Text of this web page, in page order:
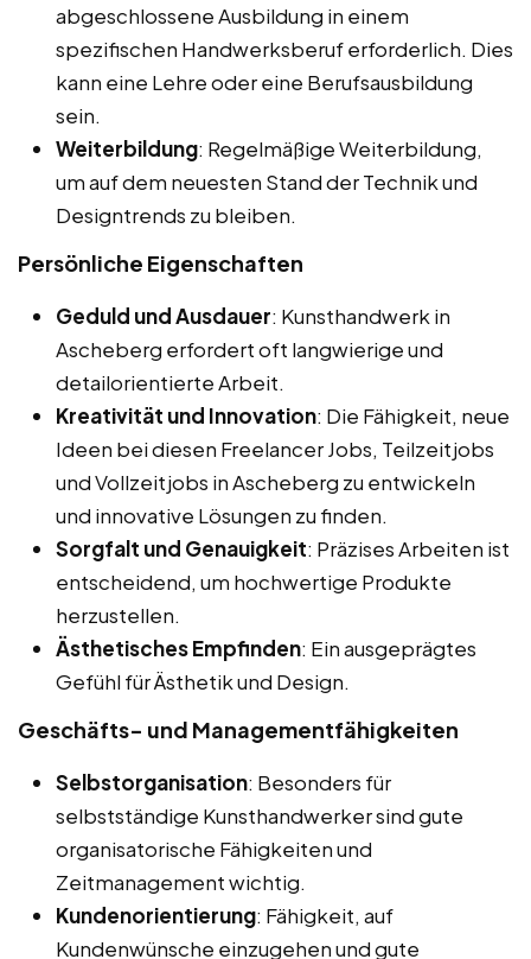
abgeschlossene Ausbildung in einem
spezifischen Handwerksberuf erforderlich. Dies
kann eine Lehre oder eine Berufsausbildung
sein.
Weiterbildung: Regelmäßige Weiterbildung,
um auf dem neuesten Stand der Technik und
Designtrends zu bleiben.
Persönliche Eigenschaften
Geduld und Ausdauer: Kunsthandwerk in
Ascheberg erfordert oft langwierige und
detailorientierte Arbeit.
Kreativität und Innovation: Die Fähigkeit, neue
Ideen bei diesen Freelancer Jobs, Teilzeitjobs
und Vollzeitjobs in Ascheberg zu entwickeln
und innovative Lösungen zu finden.
Sorgfalt und Genauigkeit: Präzises Arbeiten ist
entscheidend, um hochwertige Produkte
herzustellen.
Ästhetisches Empfinden: Ein ausgeprägtes
Gefühl für Ästhetik und Design.
Geschäfts- und Managementfähigkeiten
Selbstorganisation: Besonders für
selbstständige Kunsthandwerker sind gute
organisatorische Fähigkeiten und
Zeitmanagement wichtig.
Kundenorientierung: Fähigkeit, auf
Kundenwünsche einzugehen und gute